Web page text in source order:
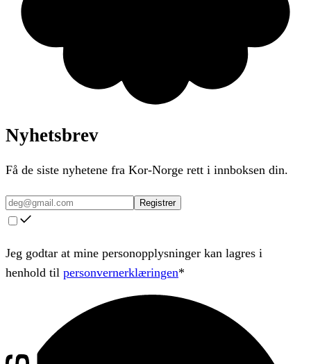
Nyhetsbrev
Få de siste nyhetene fra Kor-Norge rett i innboksen din.
Registrer
Jeg godtar at mine personopplysninger kan lagres i
henhold til personvernerklæringen*